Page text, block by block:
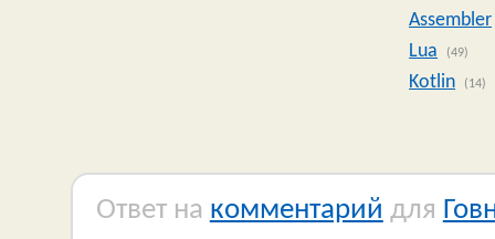
Assembler
Lua
(49)
Kotlin (14)
Ответ на комментарий для